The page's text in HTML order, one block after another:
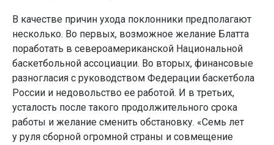
В качестве причин ухода поклонники предполагают
несколько. Во первых, возможное желание Блатта
поработать в североамериканской Национальной
баскетбольной ассоциации. Во вторых, финансовые
разногласия с руководством Федерации баскетбола
России и недовольство ее работой. И в третьих,
усталость после такого продолжительного срока
работы и желание сменить обстановку. «Семь лет
у руля сборной огромной страны и совмещение